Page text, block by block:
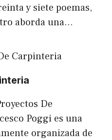
y siete poemas,
aborda una…
De
Poggi es una
organizada de